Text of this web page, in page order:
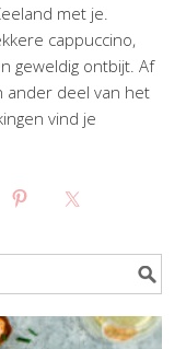
met je.
cappuccino,
geweldig ontbijt. Af
ander deel van het
vind je